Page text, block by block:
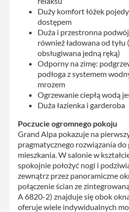
Duży komfort łóżek
dostępem
Duża i przestronna
również ładowana od tyłu
obsługiwana jedną ręką)
Odporny na zimę:
podłoga z systemem
mrozem
Ogrzewanie ciepłą wodą
Duża łazienka i garderoba
Poczucie ogromnego pokoju
Grand Alpa pokazuje na
pragmatycznego rozwiązania do
mieszkania. W salonie w
spokojnie położyć nogi i
zewnątrz przez panoramiczne
połączenie ścian ze
A 6820-2) znajduje się obok
oferuje wiele indywidualnych